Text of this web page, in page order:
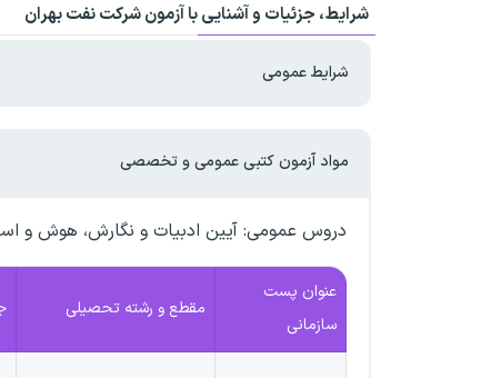
شرایط، جزئیات و آشنایی با آزمون شرکت نفت بهران
شرایط عمومی
مواد آزمون کتبی عمومی و تخصصی
دروس عمومی: آیین ادبیات و نگارش، هوش و
عنوان پست
سازمانی
مقطع و رشته تحصیلی